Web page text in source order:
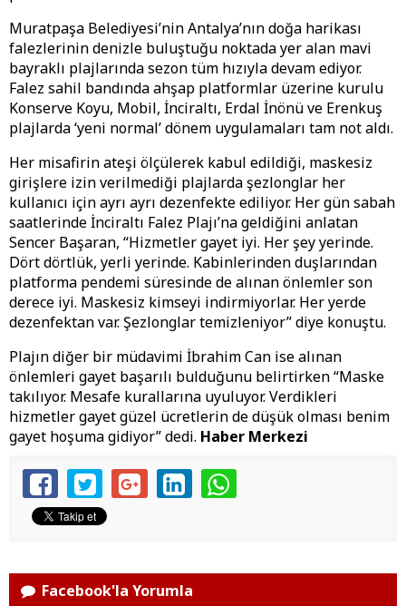
Muratpaşa Belediyesi’nin Antalya’nın doğa harikası
falezlerinin denizle buluştuğu noktada yer alan mavi
bayraklı plajlarında sezon tüm hızıyla devam ediyor.
Falez sahil bandında ahşap platformlar üzerine kurulu
Konserve Koyu, Mobil, İnciraltı, Erdal İnönü ve Erenkuş
plajlarda ‘yeni normal’ dönem uygulamaları tam not aldı.
Her misafirin ateşi ölçülerek kabul edildiği, maskesiz
girişlere izin verilmediği plajlarda şezlonglar her
kullanıcı için ayrı ayrı dezenfekte ediliyor. Her gün sabah
saatlerinde İnciraltı Falez Plajı’na geldiğini anlatan
Sencer Başaran, “Hizmetler gayet iyi. Her şey yerinde.
Dört dörtlük, yerli yerinde. Kabinlerinden duşlarından
platforma pendemi süresinde de alınan önlemler son
derece iyi. Maskesiz kimseyi indirmiyorlar. Her yerde
dezenfektan var. Şezlonglar temizleniyor” diye konuştu.
Plajın diğer bir müdavimi İbrahim Can ise alınan
önlemleri gayet başarılı bulduğunu belirtirken “Maske
takılıyor. Mesafe kurallarına uyuluyor. Verdikleri
hizmetler gayet güzel ücretlerin de düşük olması benim
gayet hoşuma gidiyor” dedi. Haber Merkezi
Facebook'la Yorumla